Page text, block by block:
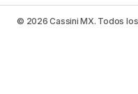
© 2026 Cassini MX. Todos